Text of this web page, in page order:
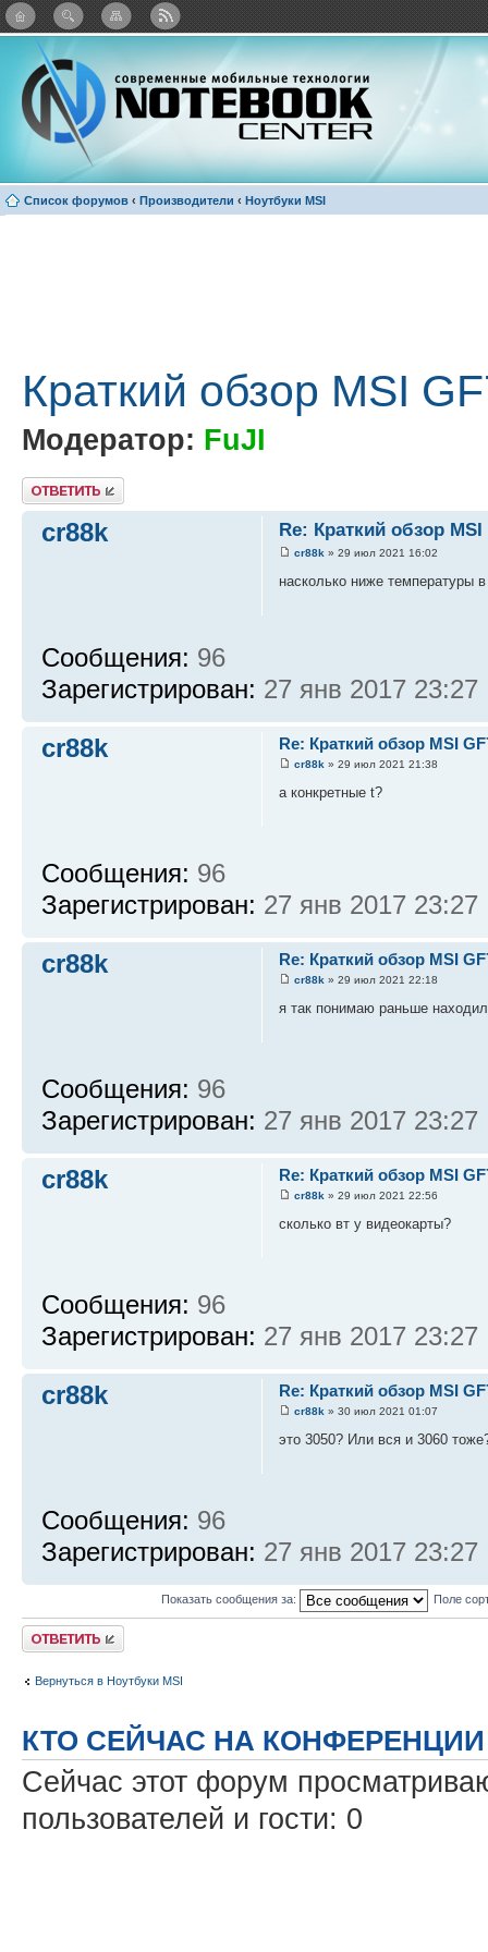
Каталог виджетов
Список форумов ‹ Производители ‹ Ноутбуки MSI
Краткий обзор MSI
Модератор: FuJI
Ответить
Re: Краткий обзор MSI
cr88k » 29 июл 2021 16:02
насколько ниже температуры
cr88k
Сообщения: 96
Зарегистрирован: 27 янв 2017 23:27
Re: Краткий обзор MSI
cr88k » 29 июл 2021 21:38
а конкретные t?
cr88k
Сообщения: 96
Зарегистрирован: 27 янв 2017 23:27
Re: Краткий обзор MSI
cr88k » 29 июл 2021 22:18
я так понимаю раньше
cr88k
Сообщения: 96
Зарегистрирован: 27 янв 2017 23:27
Re: Краткий обзор MSI
cr88k » 29 июл 2021 22:56
сколько вт у видеокарты?
cr88k
Сообщения: 96
Зарегистрирован: 27 янв 2017 23:27
Re: Краткий обзор MSI
cr88k » 30 июл 2021 01:07
это 3050? Или вся и 3060
cr88k
Сообщения: 96
Зарегистрирован: 27 янв 2017 23:27
Показать сообщения за: Поле
Ответить
Вернуться в Ноутбуки MSI
КТО СЕЙЧАС НА КОНФЕРЕНЦИИ
Сейчас этот форум
пользователей и гости: 0